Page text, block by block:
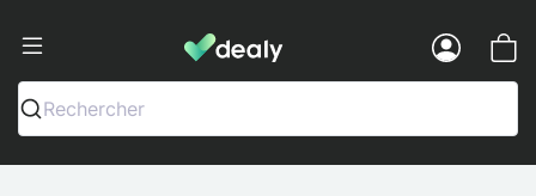
Dealy - Telefoonhoesjes en
Rechercher